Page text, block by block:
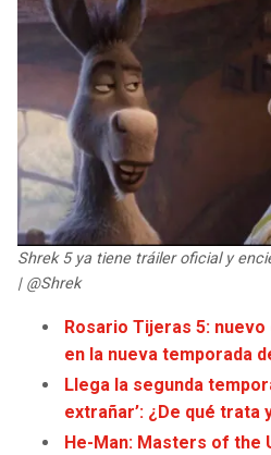
OTRAS LIGAS
BROWNS
STEELERS
TEXANS
COLTS
JAGUARS
COWBOYS
GIANTS
HAWKS
HORNETS
HEAT
MAGIC
WIZARDS
CLIPPERS
LAKERS
Shrek 5 ya tiene tráiler oficial y
| @Shrek
Rosario Tijeras 5:
en la nueva temporada
Llega la segunda
extrañar’: ¿De qué trata
He-Man: Masters of the